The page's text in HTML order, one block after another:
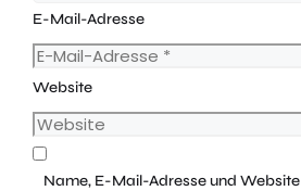
E-Mail-Adresse
Website
Name, E-Mail-Adresse und Website